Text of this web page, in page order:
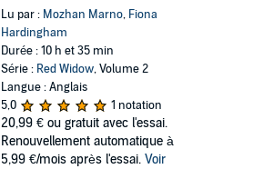
Lu par : Mozhan Marno, Fiona
Hardingham
Durée : 10 h et 35 min
Série : Red Widow, Volume 2
Langue : Anglais
5,0
1 notation
20,99 € ou gratuit avec l'essai.
Renouvellement automatique à
5,99 €/mois après l'essai. Voir